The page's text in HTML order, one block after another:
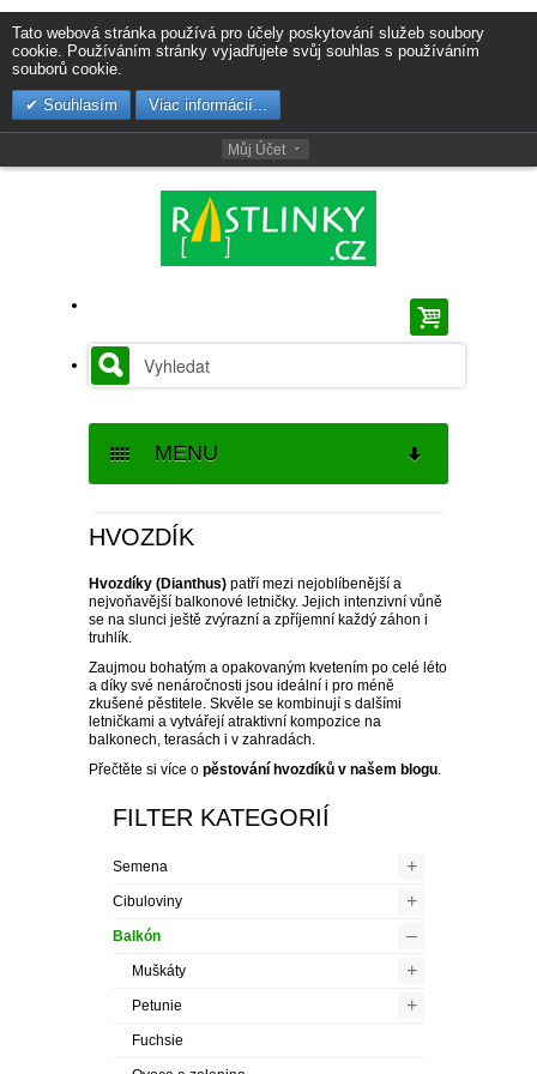
Tato webová stránka používá pro účely poskytování služeb soubory
cookie. Používáním stránky vyjadřujete svůj souhlas s používáním
souborů cookie.
Souhlasím
Viac informácií...
Můj Účet
MENU
SEMENA BYLINEK
SEMENA BALKÓNOVÝCH
KVĚTIN
DVOULETKY
SEMENA LETNIČEK
SEMENA TRVALEK
SEMENA ZELENINY
LISTOVÁ ZELENINA
SEMENA LUČNÍCH KVĚTŮ
CIBULOVINY
JARNÍ CIBULOVINY
NARCISY
SKALKOVÉ
VYŠŠÍ
PLNOKVĚTÉ
OSTATNÍ
TULIPÁNY
SKALKOVÉ
JEDNODUCHÉ KLASICKÉ
OSTATNÍ
KROKUSY
BOTANICKÉ
KVETOUCÍ NA PODZIM
VELKOKVĚTÉ
HYACINTY
OKRASNÉ ČESNEKY
LETNÍ CIBULOVINY
NIŽŠÍ
VYSOKÉ
KORNOUTICE
MEČÍKY
BEGÓNIE
PŘEVISLÉ
ROZMANITÉ CIBULOVINY
KOSATCE
HVĚZDNÍKY
JIŘINY
OSTATNÍ
BALKÓN
MUŠKÁTY
ANGLICKÉ MUŠKÁTY
PŘEVISLÉ
VZPŘÍMENÉ
PELARGONIE
PETUNIE
DROBNOKVĚTÉ
VEĽKOKVĚTÉ
FUCHSIE
OVOCE A ZELENINA
BYLINKY NA BALKON
HRNKOVÉ ROSTLINY
OKRASNÉ
JEHLIČNANY
TUJE
CYPŘIŠE
JALOVCE
OKRASNÉ BOROVICE
LISTNATÉ STROMY
OKRASNÉ JAVORY
KVETOUCÍ STROMY
SLOUPOVITÉ STROMY
OKRASNÉ KEŘE
STÁLEZELENÉ OKRASNÉ
KEŘE
POPÍNAVÉ ROSTLINY
BŘEČŤAN
RŮŽE
UŽITKOVÉ
JAHODY
RANÉ JAHODY
POLORANÉ JAHODY
POZDNÍ JAHODY
OVOCNÉ DŘEVINY
JABLONĚ
LETNÍ JABLONĚ
HRUŠNĚ
DROBNÉ OVOCE
BRUSINKY
NETRADIČNÍ OVOCE
TIPY
SLEVA 50 %
SLEVA 70 %
HVOZDÍK
Hvozdíky (Dianthus) patří mezi nejoblíbenější a
nejvoňavější balkonové letničky. Jejich intenzivní vůně
se na slunci ještě zvýrazní a zpříjemní každý záhon i
truhlík.
Zaujmou bohatým a opakovaným kvetením po celé léto
a díky své nenáročnosti jsou ideální i pro méně
zkušené pěstitele. Skvěle se kombinují s dalšími
letničkami a vytvářejí atraktivní kompozice na
balkonech, terasách i v zahradách.
Přečtěte si více o pěstování hvozdíků v našem blogu.
FILTER KATEGORIÍ
Semena +
Cibuloviny +
Balkón –
Muškáty +
Petunie +
Fuchsie